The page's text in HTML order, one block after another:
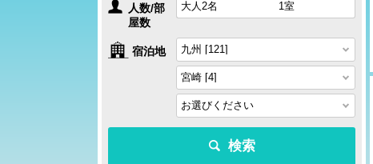
人数/部
屋数
宿泊地
検索